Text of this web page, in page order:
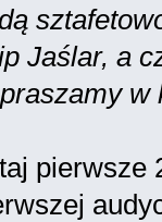
Jaślar, a
w
pierwsze